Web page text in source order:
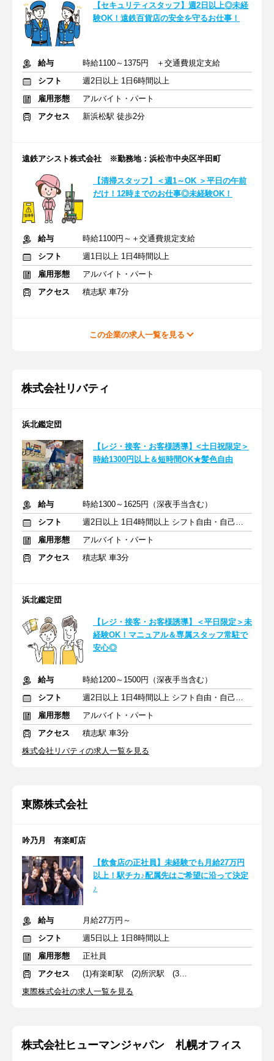
【セキュリティスタッフ】週2日以上◎未経
験OK！遠鉄百貨店の安全を守るお仕事！
給与
時給1100～1375円 ＋交通費規定支給
シフト
週2日以上 1日6時間以上
雇用形態
アルバイト・パート
アクセス
新浜松駅 徒歩2分
遠鉄アシスト株式会社 ※勤務地：浜松市中央区半田町
【清掃スタッフ】＜週1～OK ＞平日の午前
だけ！12時までのお仕事◎未経験OK！
給与
時給1100円～＋交通費規定支給
シフト
週1日以上 1日4時間以上
雇用形態
アルバイト・パート
アクセス
積志駅 車7分
この企業の求人一覧を見る
株式会社リバティ
浜北鑑定団
【レジ・接客・お客様誘導】<土日祝限定＞
時給1300円以上＆短時間OK★髪色自由
給与
時給1300～1625円（深夜手当含む）
シフト
週2日以上 1日4時間以上 シフト自由・自己申告
雇用形態
アルバイト・パート
アクセス
積志駅 車3分
浜北鑑定団
【レジ・接客・お客様誘導】＜平日限定＞未
経験OK！マニュアル＆専属スタッフ常駐で
安心◎
給与
時給1200～1500円（深夜手当含む）
シフト
週2日以上 1日4時間以上 シフト自由・自己申告
雇用形態
アルバイト・パート
アクセス
積志駅 車3分
株式会社リバティの求人一覧を見る
東際株式会社
吟乃月 有楽町店
【飲食店の正社員】未経験でも月給27万円
以上！駅チカ♪配属先はご希望に沿って決定
♪
給与
月給27万円～
シフト
週5日以上 1日8時間以上
雇用形態
正社員
アクセス
(1)有楽町駅 (2)所沢駅 (3)北浦和駅
東際株式会社の求人一覧を見る
株式会社ヒューマンジャパン 札幌オフィス